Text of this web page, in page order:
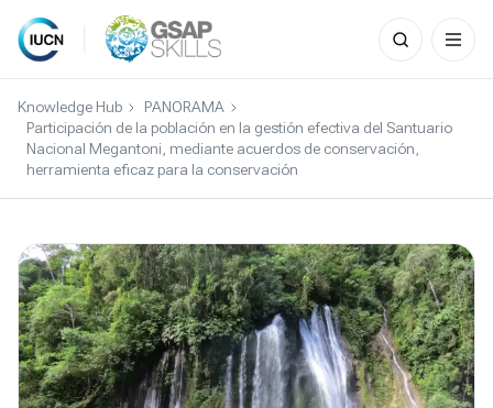
Skip
content
Search
for:
Knowledge Hub
PANORAMA
Participación de la población en la gestión efectiva del Santuario
Nacional Megantoni, mediante acuerdos de conservación,
herramienta eficaz para la conservación